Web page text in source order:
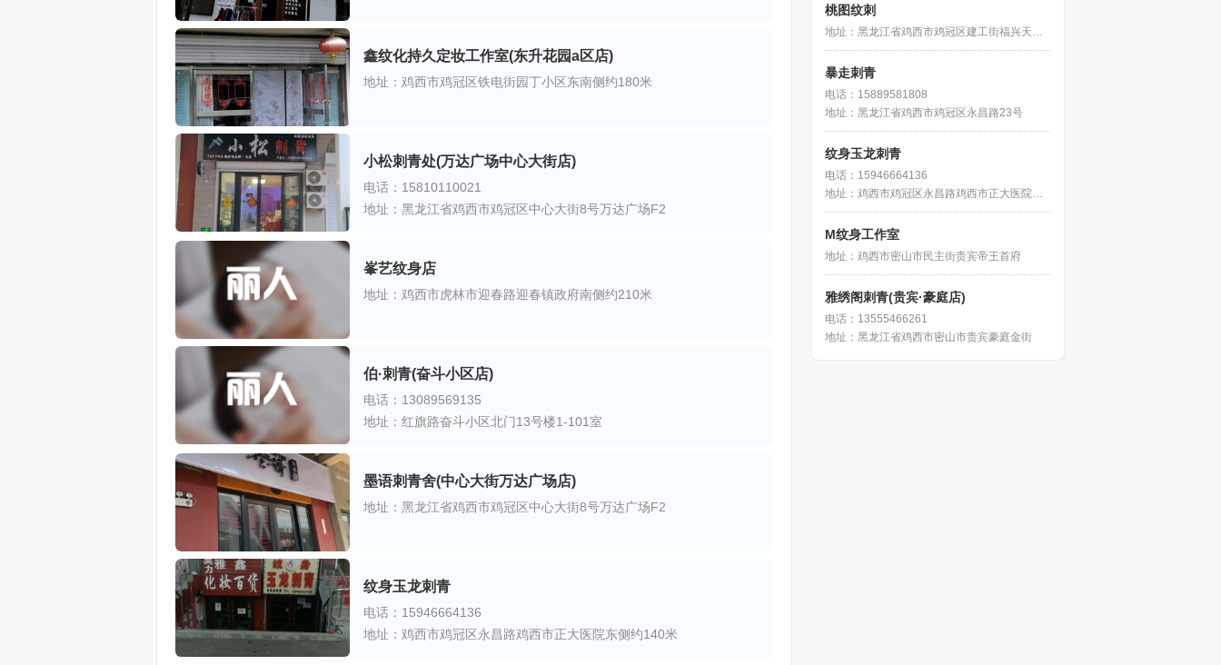
鑫纹化持久定妆工作室(东升花园a区店)
地址：鸡西市鸡冠区铁电街园丁小区东南侧约180米
小松刺青处(万达广场中心大街店)
电话：15810110021
地址：黑龙江省鸡西市鸡冠区中心大街8号万达广场F2
峯艺纹身店
地址：鸡西市虎林市迎春路迎春镇政府南侧约210米
伯·刺青(奋斗小区店)
电话：13089569135
地址：红旗路奋斗小区北门13号楼1-101室
墨语刺青舍(中心大街万达广场店)
地址：黑龙江省鸡西市鸡冠区中心大街8号万达广场F2
纹身玉龙刺青
电话：15946664136
地址：鸡西市鸡冠区永昌路鸡西市正大医院东侧约140米
桃图纹刺
地址：黑龙江省鸡西市鸡冠区建工街福兴天地一期5号楼一单元102号
暴走刺青
电话：15889581808
地址：黑龙江省鸡西市鸡冠区永昌路23号
纹身玉龙刺青
电话：15946664136
地址：鸡西市鸡冠区永昌路鸡西市正大医院东侧约140米
M纹身工作室
地址：鸡西市密山市民主街贵宾帝王首府
雅绣阁刺青(贵宾·豪庭店)
电话：13555466261
地址：黑龙江省鸡西市密山市贵宾豪庭金街